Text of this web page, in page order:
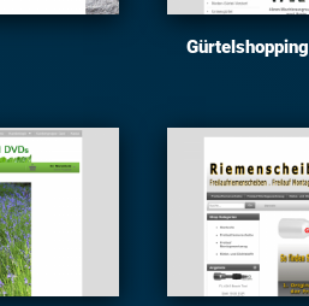
Gürtelshopping